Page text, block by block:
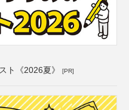
ト《2026夏》 [PR]